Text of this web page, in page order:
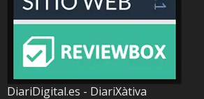
DiariDigital.es - DiariXàtiva